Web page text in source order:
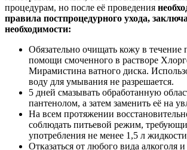
процедурам, но после её проведения
правила постпроцедурного ухода,
необходимости:
Обязательно очищать кожу в течение
помощи смоченного в растворе
Мирамистина ватного диска.
воду для умывания не разрешается.
5 дней смазывать обработанную
пантенолом, а затем заменить её на
На всем протяжении
соблюдать питьевой режим,
употребления не менее 1,5 л
Отказаться от любого вида алкоголя